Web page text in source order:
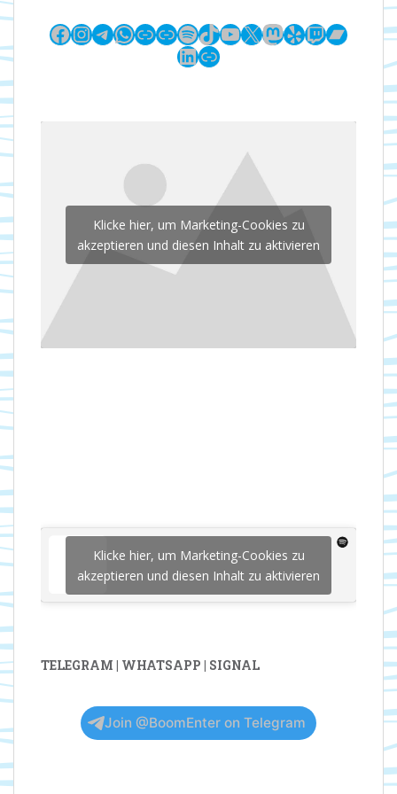
Facebook
Instagram
Telegram
WhatsApp
LinkLinkSpotify
TikTok
YouTube
X Mastodon
YelpTwitch
LinkedIn
Link
Klicke hier, um Marketing-Cookies zu
akzeptieren und diesen Inhalt zu aktivieren
Klicke hier, um Marketing-Cookies zu
akzeptieren und diesen Inhalt zu aktivieren
TELEGRAM | WHATSAPP | SIGNAL
Join @BoomEnter on Telegram